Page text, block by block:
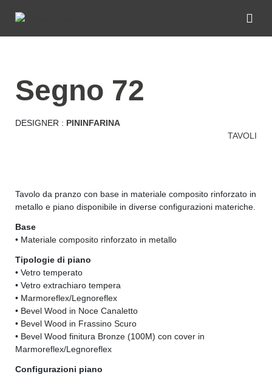
segno 72
DESIGNER : PININFARINA
TAVOLI
Tavolo da pranzo con base in materiale composito rinforzato in
metallo e piano disponibile in diverse configurazioni materiche.
Base
• Materiale composito rinforzato in metallo
Tipologie di piano
• Vetro temperato
• Vetro extrachiaro tempera
• Marmoreflex/Legnoreflex
• Bevel Wood in Noce Canaletto
• Bevel Wood in Frassino Scuro
• Bevel Wood finitura Bronze (100M) con cover in
Marmoreflex/Legnoreflex
Configurazioni piano